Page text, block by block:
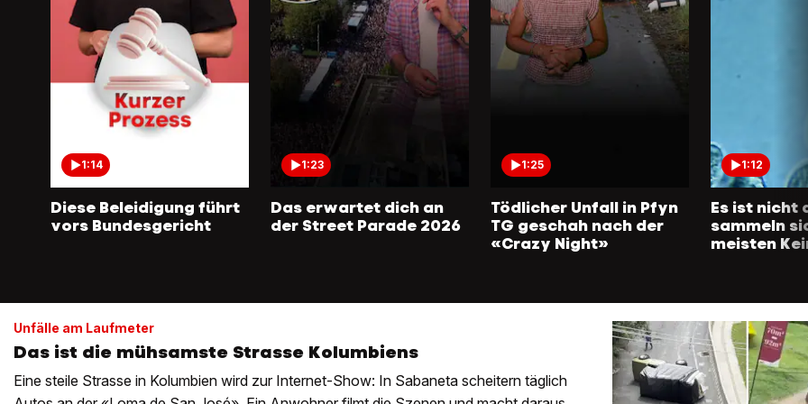
1:14
Diese Beleidigung führt
vors Bundesgericht
1:23
Das erwartet dich an
der Street Parade 2026
1:25
Tödlicher Unfall in Pfyn
TG geschah nach der
«Crazy Night»
1:12
Es ist nicht
sammeln
meisten
Unfälle am Laufmeter
Das ist die mühsamste Strasse Kolumbiens
Eine steile Strasse in Kolumbien wird zur Internet-Show: In Sabaneta scheitern täglich